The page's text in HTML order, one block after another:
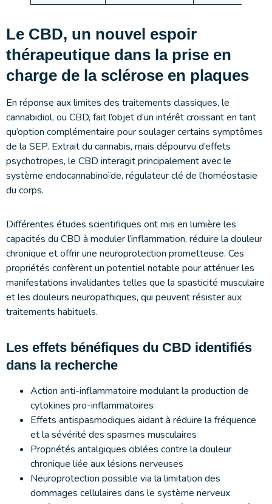
Le CBD, un nouvel espoir
thérapeutique dans la prise en
charge de la sclérose en plaques
En réponse aux limites des traitements classiques, le
cannabidiol, ou CBD, fait l’objet d’un intérêt croissant en tant
qu’option complémentaire pour soulager certains symptômes
de la SEP. Extrait du cannabis, mais dépourvu d’effets
psychotropes, le CBD interagit principalement avec le
système endocannabinoïde, régulateur clé de l’homéostasie
du corps.
Différentes études scientifiques ont mis en lumière les
capacités du CBD à moduler l’inflammation, réduire la douleur
chronique et offrir une neuroprotection prometteuse. Ces
propriétés confèrent un potentiel notable pour atténuer les
manifestations invalidantes telles que la spasticité musculaire
et les douleurs neuropathiques, qui peuvent résister aux
traitements habituels.
Les effets bénéfiques du CBD identifiés
dans la recherche
Action anti-inflammatoire modulant la production de
cytokines pro-inflammatoires
Effets antispasmodiques aidant à réduire la fréquence
et la sévérité des spasmes musculaires
Propriétés antalgiques ciblées contre la douleur
chronique liée aux lésions nerveuses
Neuroprotection possible via la limitation des
dommages cellulaires dans le système nerveux